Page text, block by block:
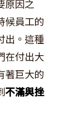
原因之
候員工的
出。這種
在付出大
著巨大的
不滿與挫